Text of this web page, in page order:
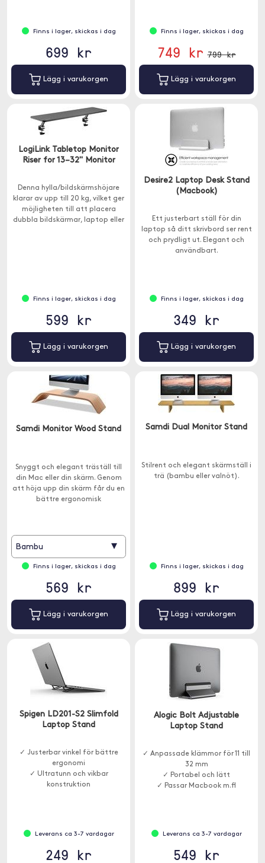
Finns i lager, skickas i dag
699 kr
Lägg i varukorgen
Finns i lager, skickas i dag
749 kr 799 kr
Lägg i varukorgen
LogiLink Tabletop Monitor
Riser for 13–32" Monitor
Denna hylla/bildskärmshöjare
klarar av upp till 20 kg, vilket ger
möjligheten till att placera
dubbla bildskärmar, laptop eller
Finns i lager, skickas i dag
599 kr
Lägg i varukorgen
Desire2 Laptop Desk Stand
(Macbook)
Ett justerbart ställ för din
laptop så ditt skrivbord ser rent
och prydligt ut. Elegant och
användbart.
Finns i lager, skickas i dag
349 kr
Lägg i varukorgen
Samdi Monitor Wood Stand
Snyggt och elegant träställ till
din Mac eller din skärm. Genom
att höja upp din skärm får du en
bättre ergonomisk
Bambu ▾
Finns i lager, skickas i dag
569 kr
Lägg i varukorgen
Samdi Dual Monitor Stand
Stilrent och elegant skärmställ i
trä (bambu eller valnöt).
Finns i lager, skickas i dag
899 kr
Lägg i varukorgen
Spigen LD201-S2 Slimfold
Laptop Stand
✓ Justerbar vinkel för bättre
ergonomi
✓ Ultratunn och vikbar
konstruktion
Leverans ca 3-7 vardagar
249 kr
Alogic Bolt Adjustable
Laptop Stand
✓ Anpassade klämmor för 11 till
32 mm
✓ Portabel och lätt
✓ Passar Macbook m.fl
Leverans ca 3-7 vardagar
549 kr